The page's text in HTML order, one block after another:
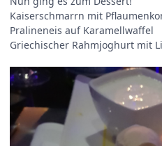
Kaiserschmarrn mit
Pralineneis auf Karamellwaffel
Griechischer Rahmjoghurt mit